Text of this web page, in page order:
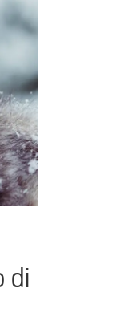
di